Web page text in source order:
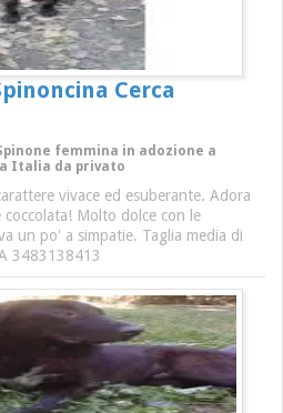
Cerca
femmina in adozione a
Italia da privato
vivace ed esuberante. Adora
coccolata! Molto dolce con le
un po' a simpatie. Taglia media di
3483138413